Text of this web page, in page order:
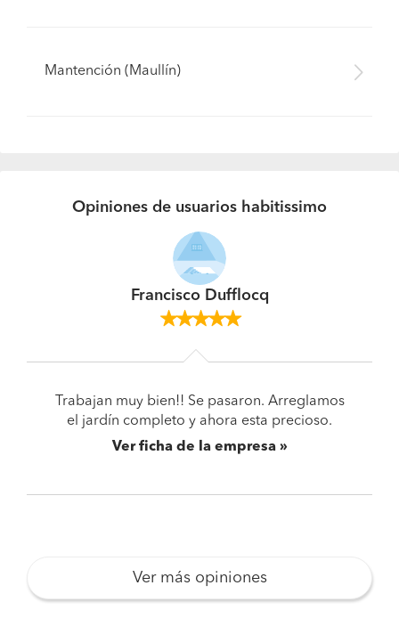
Mantención (Maullín)
Opiniones de usuarios habitissimo
Francisco Dufflocq
Trabajan muy bien!! Se pasaron. Arreglamos
el jardín completo y ahora esta precioso.
Ver ficha de la empresa
Ver más opiniones
Pide presupuestos